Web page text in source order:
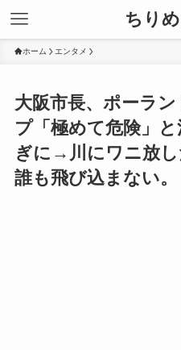
ちり
ホーム エンタメ
大阪市長、ポーラ
プ「極めて危険」
ぎに→川にワニ放
誰も飛び込まない。